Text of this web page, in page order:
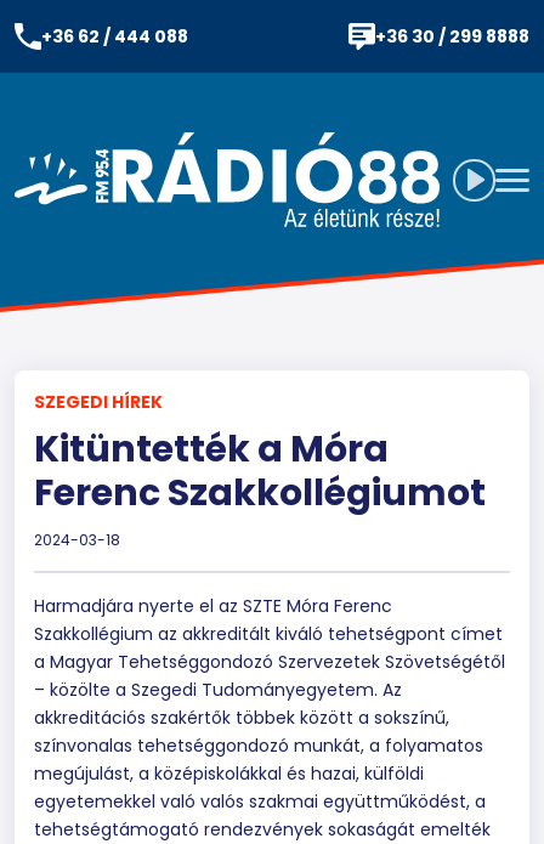
+36 62 / 444 088 +36 30 / 299 8888
SZEGEDI HÍREK
Kitüntették a Móra
Ferenc Szakkollégiumot
2024-03-18
Harmadjára nyerte el az SZTE Móra Ferenc
Szakkollégium az akkreditált kiváló tehetségpont címet
a Magyar Tehetséggondozó Szervezetek Szövetségétől
– közölte a Szegedi Tudományegyetem. Az
akkreditációs szakértők többek között a sokszínű,
színvonalas tehetséggondozó munkát, a folyamatos
megújulást, a középiskolákkal és hazai, külföldi
egyetemekkel való valós szakmai együttműködést, a
tehetségtámogató rendezvények sokaságát emelték